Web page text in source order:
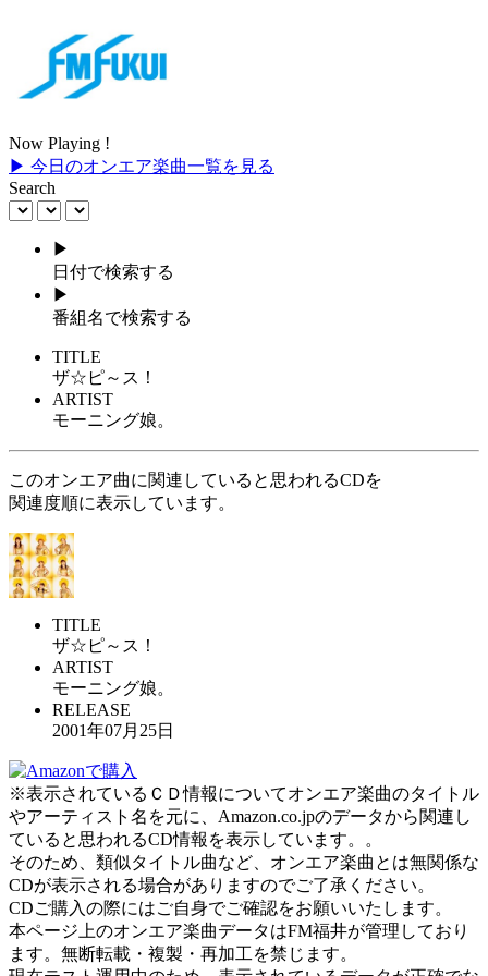
Now Playing !
▶ 今日のオンエア楽曲一覧を見る
Search
▶
日付で検索する
▶
番組名で検索する
TITLE
ザ☆ピ～ス！
ARTIST
モーニング娘。
このオンエア曲に関連していると思われるCDを
関連度順に表示しています。
TITLE
ザ☆ピ～ス！
ARTIST
モーニング娘。
RELEASE
2001年07月25日
※表示されているＣＤ情報についてオンエア楽曲のタイトル
やアーティスト名を元に、Amazon.co.jpのデータから関連し
ていると思われるCD情報を表示しています。。
そのため、類似タイトル曲など、オンエア楽曲とは無関係な
CDが表示される場合がありますのでご了承ください。
CDご購入の際にはご自身でご確認をお願いいたします。
本ページ上のオンエア楽曲データはFM福井が管理しており
ます。無断転載・複製・再加工を禁じます。